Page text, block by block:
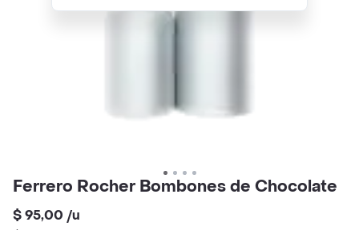
Ferrero Rocher Bombones de Chocolate
$ 95,00 /u